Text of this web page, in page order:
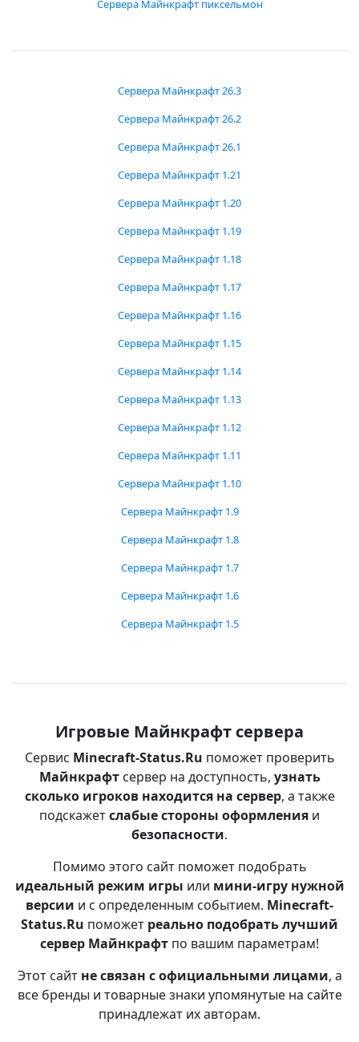
Сервера Майнкрафт пиксельмон
Сервера Майнкрафт 26.3
Сервера Майнкрафт 26.2
Сервера Майнкрафт 26.1
Сервера Майнкрафт 1.21
Сервера Майнкрафт 1.20
Сервера Майнкрафт 1.19
Сервера Майнкрафт 1.18
Сервера Майнкрафт 1.17
Сервера Майнкрафт 1.16
Сервера Майнкрафт 1.15
Сервера Майнкрафт 1.14
Сервера Майнкрафт 1.13
Сервера Майнкрафт 1.12
Сервера Майнкрафт 1.11
Сервера Майнкрафт 1.10
Сервера Майнкрафт 1.9
Сервера Майнкрафт 1.8
Сервера Майнкрафт 1.7
Сервера Майнкрафт 1.6
Сервера Майнкрафт 1.5
Игровые Майнкрафт сервера
Сервис Minecraft-Status.Ru поможет проверить
Майнкрафтсервер на доступность, узнать
сколько игроков находится на сервер, а также
подскажетслабые стороны оформления и
безопасности.
Помимо этого сайт поможет подобрать
идеальный режим игры или мини-игру нужной
версии и с определенным событием. Minecraft-
Status.Ru поможет реально подобрать лучший
сервер Майнкрафт по вашим параметрам!
Этот сайт не связан с официальными лицами, а
все бренды и товарные знаки упомянутые на сайте
принадлежат их авторам.